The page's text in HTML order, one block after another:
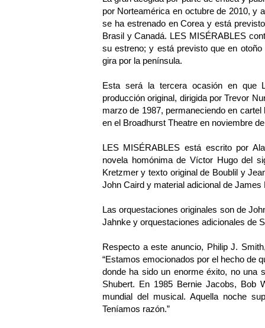
por Norteamérica en octubre de 2010, y
se ha estrenado en Corea y está
Brasil y Canadá. LES MISÉRABLES
su estreno; y está previsto que en
gira por la península.
Esta será la tercera ocasión en que
producción original, dirigida por Trevor
marzo de 1987, permaneciendo en
en el Broadhurst Theatre en noviembre
LES MISÉRABLES está escrito por
novela homónima de Víctor Hugo del
Kretzmer y texto original de Boublil y
John Caird y material adicional de James
Las orquestaciones originales son de
Jahnke y orquestaciones adicionales de
Respecto a este anuncio, Philip J.
“Estamos emocionados por el hecho de
donde ha sido un enorme éxito, no una
Shubert. En 1985 Bernie Jacobs, Bob
mundial del musical. Aquella noche
Teníamos razón.”